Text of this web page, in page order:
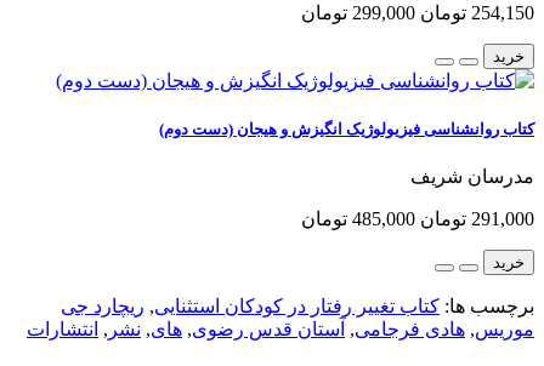
254,150 تومان 299,000 تومان
خرید
کتاب روانشناسی فیزیولوژیک انگیزش و هیجان (دست دوم)
مدرسان شریف
291,000 تومان 485,000 تومان
خرید
برچسب ها: کتاب تغییر رفتار در کودکان استثنایی, ریچارد جی
موریس, هادی فرجامی, آستان قدس رضوی, های, نشر , انتشارات